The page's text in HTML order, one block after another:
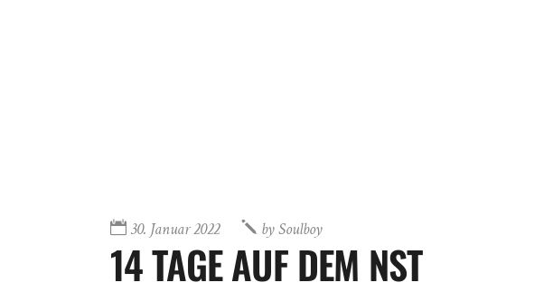
30. Januar 2022 bySoulboy
14 TAGE AUF DEM NST